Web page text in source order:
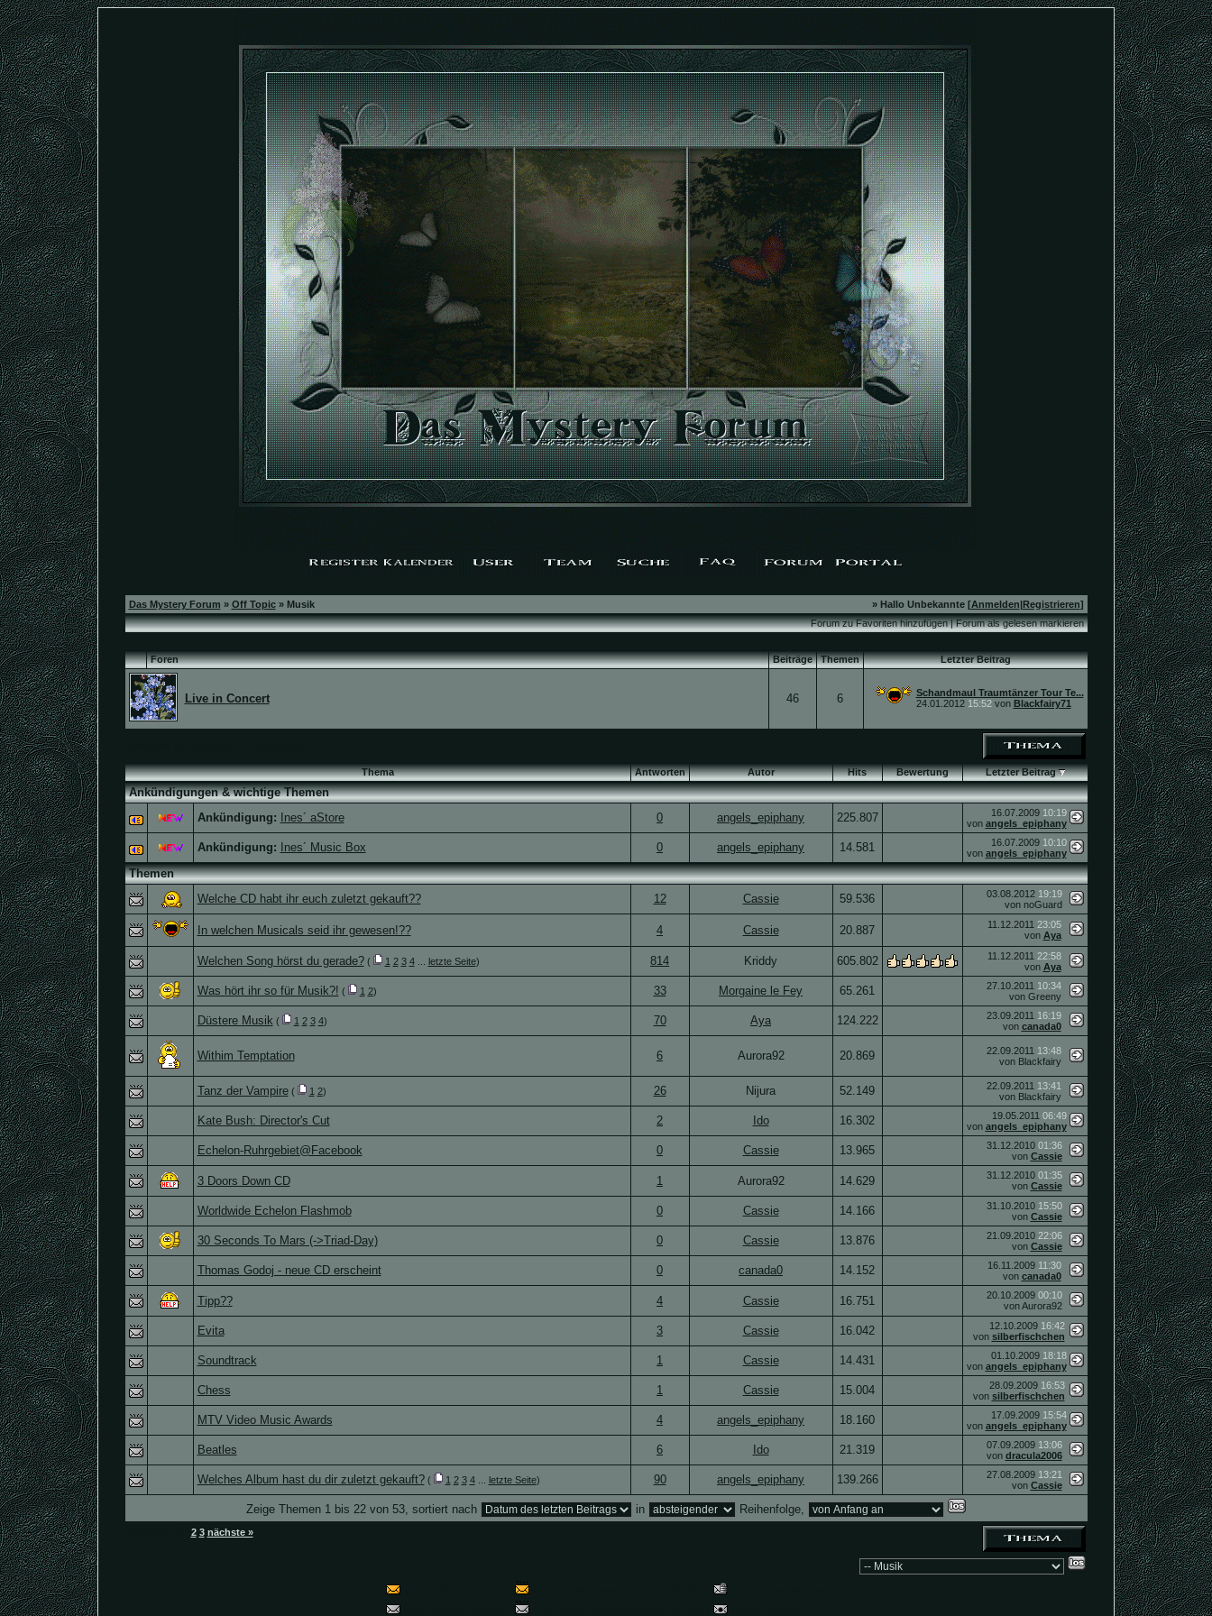
Das Mystery Forum » Off Topic» Musik » Hallo Unbekannte [Anmelden|Registrieren]
Forum zu Favoriten hinzufügen|Forum als gelesen markieren
Foren Beiträge Themen Letzter Beitrag
Live in Concert 46 6
Schandmaul Traumtänzer Tour Te...
24.01.2012 15:52von Blackfairy71
Thema Antworten Autor Hits Bewertung Letzter Beitrag
Ankündigungen & wichtige Themen
Ankündigung:
Ines´ aStore 0 angels_epiphany 225.807 16.07.2009 10:19
von angels_epiphany
Ankündigung: Ines´ Music Box 0 angels_epiphany 14.581 16.07.2009 10:10
von angels_epiphany
Themen
Welche CD habt ihr euch zuletzt gekauft??
12 Cassie 59.536 03.08.2012 19:19
von noGuard
In welchen Musicals seid ihr gewesen!?? 4 Cassie 20.887 11.12.2011 23:05
von Aya
Welchen Song hörst du gerade?( 1 2 3 4... letzte Seite) 814 Kriddy 605.802 11.12.2011 22:58
von Aya
Was hört ihr so für Musik?! ( 1 2) 33 Morgaine le Fey 65.261 27.10.2011 10:34
von Greeny
Düstere Musik ( 1 2 3 4) 70 Aya 124.222 23.09.2011 16:19
von canada0
Withim Temptation 6 Aurora92 20.869 22.09.2011 13:48
von Blackfairy
Tanz der Vampire( 1 2) 26 Nijura 52.149 22.09.2011 13:41
von Blackfairy
Kate Bush: Director's Cut 2 Ido 16.302 19.05.2011 06:49
von angels_epiphany
Echelon-Ruhrgebiet@Facebook 0 Cassie 13.965 31.12.2010 01:36
von Cassie
3 Doors Down CD 1 Aurora92 14.629 31.12.2010 01:35
von Cassie
Worldwide Echelon Flashmob 0 Cassie 14.166 31.10.2010 15:50
von Cassie
30 Seconds To Mars (->Triad-Day) 0 Cassie 13.876 21.09.2010 22:06
von Cassie
Thomas Godoj - neue CD erscheint 0 canada0 14.152 16.11.2009 11:30
von canada0
Tipp?? 4 Cassie 16.751 20.10.2009 00:10
von Aurora92
Evita 3 Cassie 16.042 12.10.2009 16:42
von silberfischchen
Soundtrack 1 Cassie 14.431 01.10.2009 18:18
von angels_epiphany
Chess 1 Cassie 15.004 28.09.2009 16:53
von silberfischchen
MTV Video Music Awards 4 angels_epiphany 18.160 17.09.2009 15:54
von angels_epiphany
Beatles 6 Ido 21.319 07.09.2009 13:06
von dracula2006
Welches Album hast du dir zuletzt gekauft?( 1 2 3 4... letzte Seite) 90 angels_epiphany 139.266 27.08.2009 13:21
von Cassie
Zeige Themen 1 bis 22 von 53, sortiert nach in Reihenfolge,
2 3 nächste »